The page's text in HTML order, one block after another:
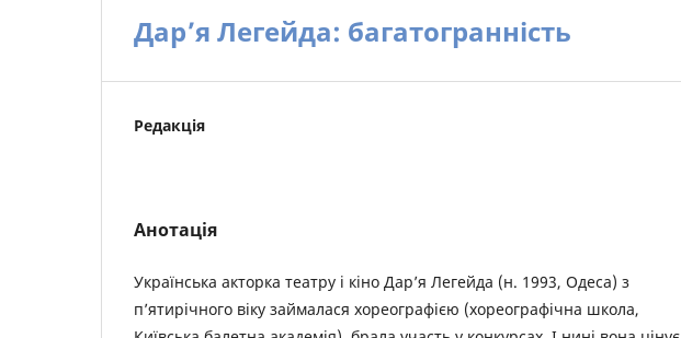
Дар’я Легейда: багатогранність
Редакція
Анотація
Українська акторка театру і кіно Дар’я Легейда (н. 1993, Одеса) з
п’ятирічного віку займалася хореографією (хореографічна школа,